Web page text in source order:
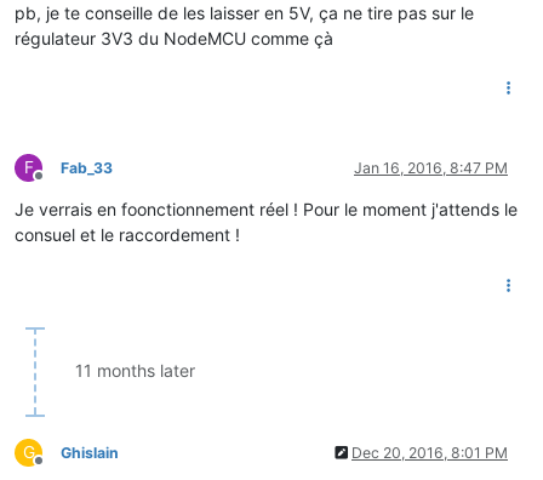
pb, je te conseille de les laisser en 5V, ça ne tire pas sur le
régulateur 3V3 du NodeMCU comme çà
F
Offline
Fab_33 Jan 16, 2016, 8:47 PM
Je verrais en foonctionnement réel ! Pour le moment j'attends le
consuel et le raccordement !
11 months later
G
Offline
Ghislain Dec 20, 2016, 8:01 PM